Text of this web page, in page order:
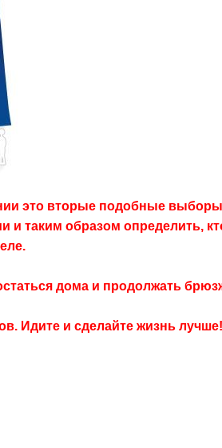
это вторые подобные
и таким образом определить,
дома и продолжать
Идите и сделайте жизнь лучше!